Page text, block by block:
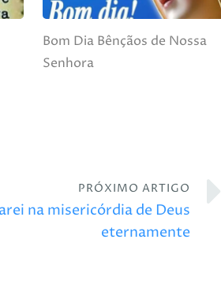
Bom Dia Bênçãos de Nossa
Senhora
PRÓXIMO ARTIGO
na misericórdia de Deus
eternamente